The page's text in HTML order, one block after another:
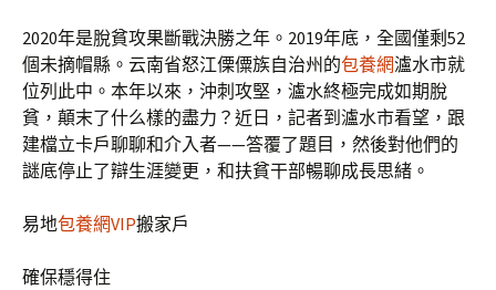
2020年是脫貧攻果斷戰決勝之年。2019年底，全國僅剩52
個未摘帽縣。云南省怒江傈僳族自治州的包養網瀘水市就
位列此中。本年以來，沖刺攻堅，瀘水終極完成如期脫
貧，顛末了什么樣的盡力？近日，記者到瀘水市看望，跟
建檔立卡戶聊聊和介入者——答覆了題目，然後對他們的
謎底停止了辯生涯變更，和扶貧干部暢聊成長思緒。
易地包養網VIP搬家戶
確保穩得住